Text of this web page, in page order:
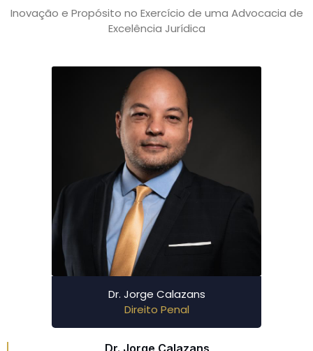
Inovação e Propósito no Exercício de uma Advocacia de
Excelência Jurídica
Dr. Jorge Calazans
Direito Penal